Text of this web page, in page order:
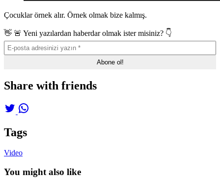
Çocuklar örnek alır. Örnek olmak bize kalmış.
👋 🚨 Yeni yazılardan haberdar olmak ister misiniz? 👇
Share with friends
Tags
Video
You might also like